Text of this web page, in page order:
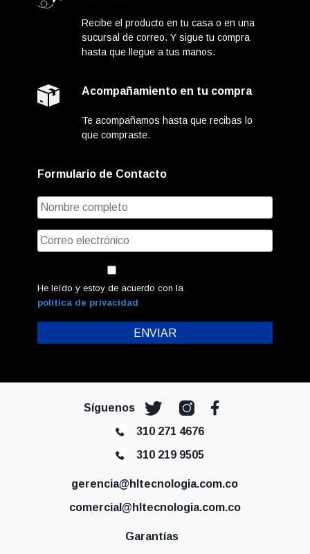
Recibe el producto en tu casa o en una
sucursal de correo. Y sigue tu compra
hasta que llegue a tus manos.
Acompañamiento en tu compra
Te acompañamos hasta que recibas lo
que compraste.
Formulario de Contacto
He leído y estoy de acuerdo con la
política de privacidad
Síguenos
310 271 4676
310 219 9505
gerencia@hltecnologia.com.co
comercial@hltecnologia.com.co
Garantías